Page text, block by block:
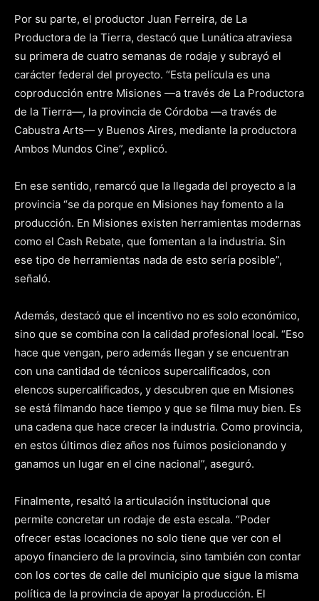
Por su parte, el productor Juan Ferreira, de La
Productora de la Tierra, destacó que Lunática atraviesa
su primera de cuatro semanas de rodaje y subrayó el
carácter federal del proyecto. “Esta película es una
coproducción entre Misiones —a través de La Productora
de la Tierra—, la provincia de Córdoba —a través de
Cabustra Arts— y Buenos Aires, mediante la productora
Ambos Mundos Cine”, explicó.
En ese sentido, remarcó que la llegada del proyecto a la
provincia “se da porque en Misiones hay fomento a la
producción. En Misiones existen herramientas modernas
como el Cash Rebate, que fomentan a la industria. Sin
ese tipo de herramientas nada de esto sería posible”,
señaló.
Además, destacó que el incentivo no es solo económico,
sino que se combina con la calidad profesional local. “Eso
hace que vengan, pero además llegan y se encuentran
con una cantidad de técnicos supercalificados, con
elencos supercalificados, y descubren que en Misiones
se está filmando hace tiempo y que se filma muy bien. Es
una cadena que hace crecer la industria. Como provincia,
en estos últimos diez años nos fuimos posicionando y
ganamos un lugar en el cine nacional”, aseguró.
Finalmente, resaltó la articulación institucional que
permite concretar un rodaje de esta escala. “Poder
ofrecer estas locaciones no solo tiene que ver con el
apoyo financiero de la provincia, sino también con contar
con los cortes de calle del municipio que sigue la misma
política de la provincia de apoyar la producción. El